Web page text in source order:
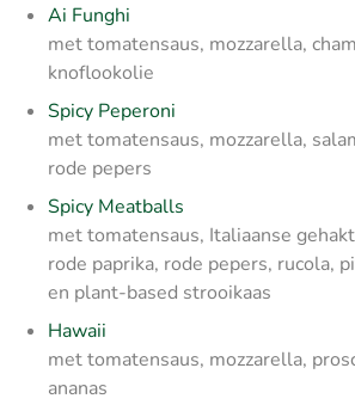
Ai Funghi
met tomatensaus, mozzarella,
knoflookolie
Spicy Peperoni
met tomatensaus, mozzarella,
rode pepers
Spicy Meatballs
met tomatensaus, Italiaanse
rode paprika, rode pepers, rucola,
en plant-based strooikaas
Hawaii
met tomatensaus, mozzarella,
ananas